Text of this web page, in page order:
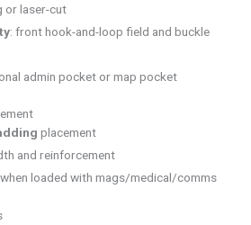
or laser-cut
: front hook-and-loop field and buckle
admin pocket or map pocket
placement
and reinforcement
when loaded with mags/medical/comms